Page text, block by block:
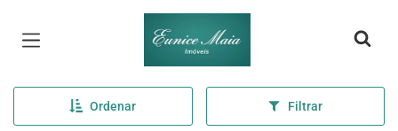
Página inicial
Ordenar Filtrar